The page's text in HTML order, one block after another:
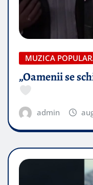
MUZICA
„Oamenii se
admin